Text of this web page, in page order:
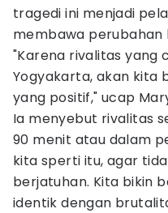
tragedi ini menjadi
membawa perubahan
"Karena rivalitas yang
Yogyakarta, akan kita
yang positif," ucap
Ia menyebut rivalitas
90 menit atau dalam
kita sperti itu, agar
berjatuhan. Kita bikin
identik dengan